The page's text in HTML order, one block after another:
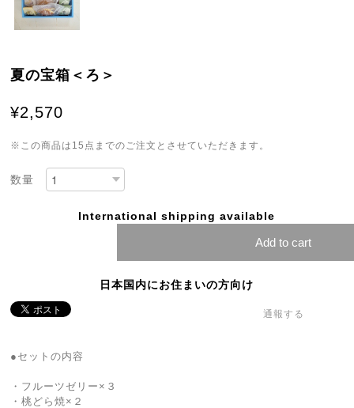
夏の宝箱＜ろ＞
¥2,570
※この商品は15点までのご注文とさせていただきます。
数量
International shipping available
Add to cart
日本国内にお住まいの方向け
通報する
●セットの内容
・フルーツゼリー×３
・桃どら焼×２